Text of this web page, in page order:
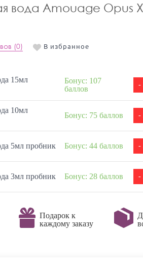
Amouage Opus X
(0) В избранное
15мл
Бонус: 107
баллов
-
10мл
Бонус: 75 баллов -
5мл пробник Бонус: 44 баллов -
3мл пробник Бонус: 28 баллов -
Подарок к
каждому заказу